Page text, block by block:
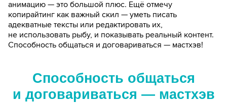
анимацию — это большой плюс. Ещё отмечу
копирайтинг как важный скил — уметь писать
адекватные тексты или редактировать их,
не использовать рыбу, и показывать реальный контент.
Способность общаться и договариваться — мастхэв!
Способность общаться
и договариваться — мастхэв